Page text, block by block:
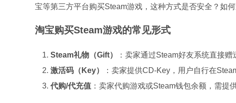
宝等第三方平台购买Steam游戏，这种方式是否安全？如
淘宝购买Steam游戏的常见形式
Steam礼物（Gift）
：卖家通过Steam好友系统直接
激活码（Key）
：卖家提供CD-Key，用户自行在
代购/代充值 ：卖家代购游戏或Steam钱包余额，需提